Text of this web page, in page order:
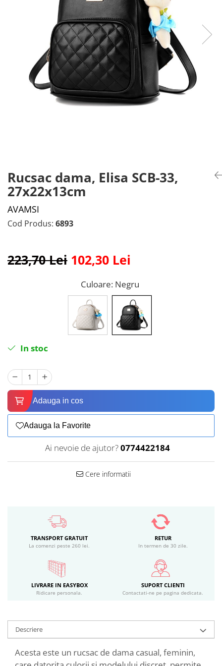
Rucsac dama, Elisa SCB-33,
27x22x13cm
AVAMSI
Cod Produs: 6893
223,70 Lei 102,30 Lei
Culoare: Negru
In stoc
Adauga in cos
Adauga la Favorite
Ai nevoie de ajutor?0774422184
Cere informatii
TRANSPORT GRATUIT
La comenzi peste 260 lei.
RETUR
In termen de 30 zile.
LIVRARE IN EASYBOX
Ridicare personala.
SUPORT CLIENTI
Contactati-ne pe pagina dedicata.
Descriere
Acesta este un rucsac de dama casual, feminin,